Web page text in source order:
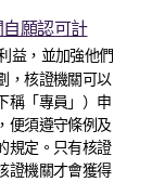
願認可計
益，並加強他們
，核證機關可以
稱「專員」）申
便須遵守條例及
規定。只有核證
證機關才會獲得